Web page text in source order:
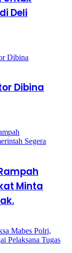
Deli
Dibina
Minta